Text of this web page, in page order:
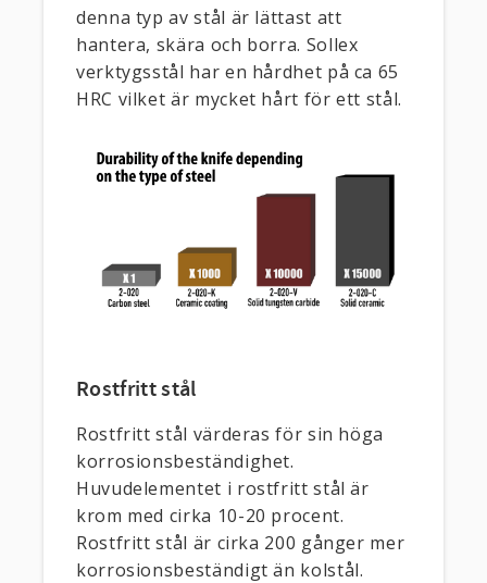
denna typ av stål är lättast att
hantera, skära och borra. Sollex
verktygsstål har en hårdhet på ca 65
HRC vilket är mycket hårt för ett stål.
Rostfritt stål
Rostfritt stål värderas för sin höga
korrosionsbeständighet.
Huvudelementet i rostfritt stål är
krom med cirka 10-20 procent.
Rostfritt stål är cirka 200 gånger mer
korrosionsbeständigt än kolstål.